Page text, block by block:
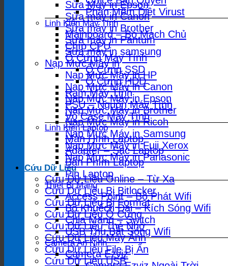
Sửa Máy in Epson
Sửa máy in Canon
Sửa máy in Brother
Sửa máy in Pantum
Sửa máy in samsung
Nạp Mực Máy in
Nạp Mực Máy in HP
Nạp Mực Máy in Canon
Nạp Mực Máy in Epson
Nạp Mực Máy in Brother
Nạp Mực Máy in Ricoh
Nạp Mực Máy in Samsung
Nạp Mực Máy in Fuji Xerox
Nạp Mực Máy in Panasonic
Cứu Dữ Liệu
Cứu Dữ Liệu Online – Từ Xa
Cứu Dữ Liệu Bị Bitlocker
Cứu Dữ Liệu Bị Format
Cứu Dữ Liệu Ổ Cứng
Cứu Dữ Liệu Thẻ Nhớ
Cứu Dữ Liệu Máy Ảnh
Cứu Dữ Liệu File Bị Ẩn
Cứu Dữ Liệu USB
Phần Mềm Diệt Virust
Linh Kiện Máy Tính
Mainboard – Bo Mạch Chủ
Chíp CPU
Ổ Cứng Máy Tính
Ổ Cứng SSD
Ổ Cứng HDD
Ram Máy Tính
PSU – Nguồn Máy Tính
Vỏ Case Máy Tính
Linh Kiện Laptop
Màn Hình Laptop
Adapter – Sạc Laptop
Bàn Phím Laptop
Pin Laptop
Thiết Bị Mạng
Access Point – Bộ Phát Wifi
Bộ Khuếch Đại – Kích Sóng Wifi
Chia Mạng – Switch
USB Thu Bắt Sóng Wifi
Camera An Ninh
Camera Ezviz